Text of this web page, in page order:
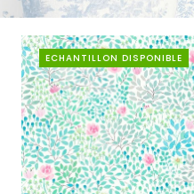
ECHANTILLON DISPONIBLE